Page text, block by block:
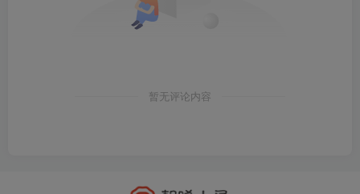
暂无评论内容